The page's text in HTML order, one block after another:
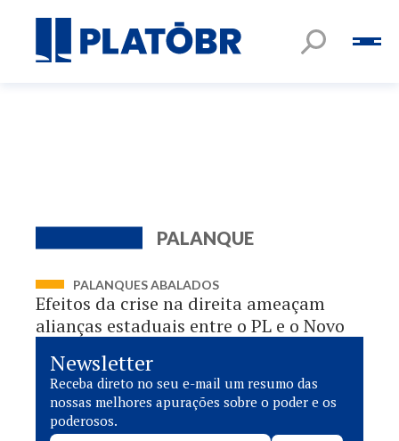
PALANQUE
PALANQUES ABALADOS
Efeitos da crise na direita ameaçam
alianças estaduais entre o PL e o Novo
Newsletter
Receba direto no seu e-mail um resumo das
nossas melhores apurações sobre o poder e os
poderosos.